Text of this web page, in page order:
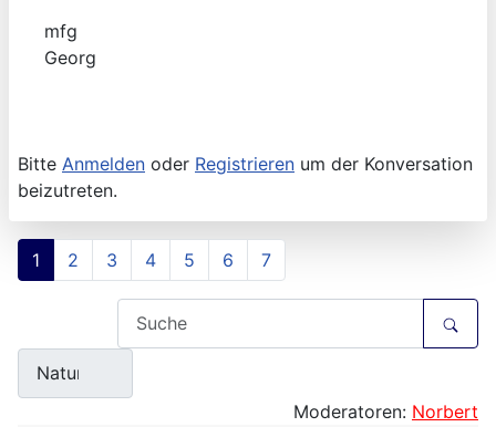
mfg
Georg
Bitte Anmelden oder Registrieren um der Konversation
beizutreten.
1 2 3 4 5 6 7
Moderatoren: Norbert